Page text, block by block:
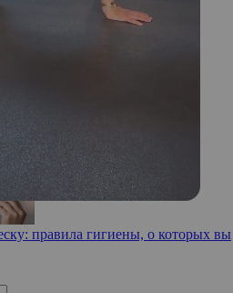
близости рассказывает
правила гигиены, о которых вы